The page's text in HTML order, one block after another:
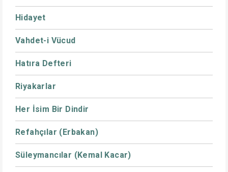
Hidayet
Vahdet-i Vücud
Hatıra Defteri
Riyakarlar
Her İsim Bir Dindir
Refahçılar (Erbakan)
Süleymancılar (Kemal Kacar)